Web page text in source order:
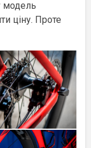
модель
ціну. Проте